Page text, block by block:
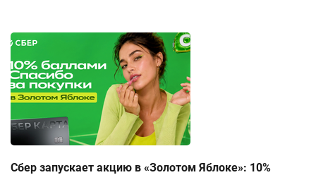
Сбер запускает акцию в «Золотом Яблоке»: 10%